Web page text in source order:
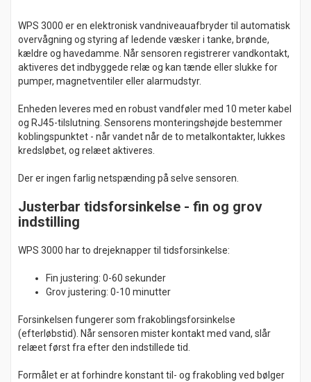
WPS 3000 er en elektronisk vandniveauafbryder til automatisk
overvågning og styring af ledende væsker i tanke, brønde,
kældre og havedamme. Når sensoren registrerer vandkontakt,
aktiveres det indbyggede relæ og kan tænde eller slukke for
pumper, magnetventiler eller alarmudstyr.
Enheden leveres med en robust vandføler med 10 meter kabel
og RJ45-tilslutning. Sensorens monteringshøjde bestemmer
koblingspunktet - når vandet når de to metalkontakter, lukkes
kredsløbet, og relæet aktiveres.
Der er ingen farlig netspænding på selve sensoren.
Justerbar tidsforsinkelse - fin og grov
indstilling
WPS 3000 har to drejeknapper til tidsforsinkelse:
Fin justering: 0-60 sekunder
Grov justering: 0-10 minutter
Forsinkelsen fungerer som frakoblingsforsinkelse
(efterløbstid). Når sensoren mister kontakt med vand, slår
relæet først fra efter den indstillede tid.
Formålet er at forhindre konstant til- og frakobling ved bølger